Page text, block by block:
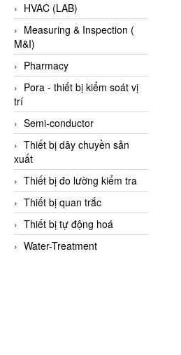
HVAC (LAB)
Measuring & Inspection (
M&I)
Pharmacy
Pora - thiết bị kiểm soát vị
trí
Semi-conductor
Thiết bị dây chuyền sản
xuất
Thiết bị đo lường kiểm tra
Thiết bị quan trắc
Thiết bị tự động hoá
Water-Treatment